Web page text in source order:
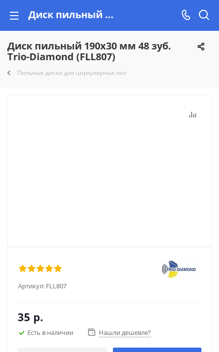
Диск пильный 190х30 мм 48 зуб. Trio-Diamond (FLL807) купить недорого на Vishop.by, рассрочка!
Диск пильный 190х30 мм 48 зуб.
Trio-Diamond (FLL807)
Пильные диски для циркулярных пил
Артикул: FLL807
35 р.
Есть в наличии Нашли дешевле?